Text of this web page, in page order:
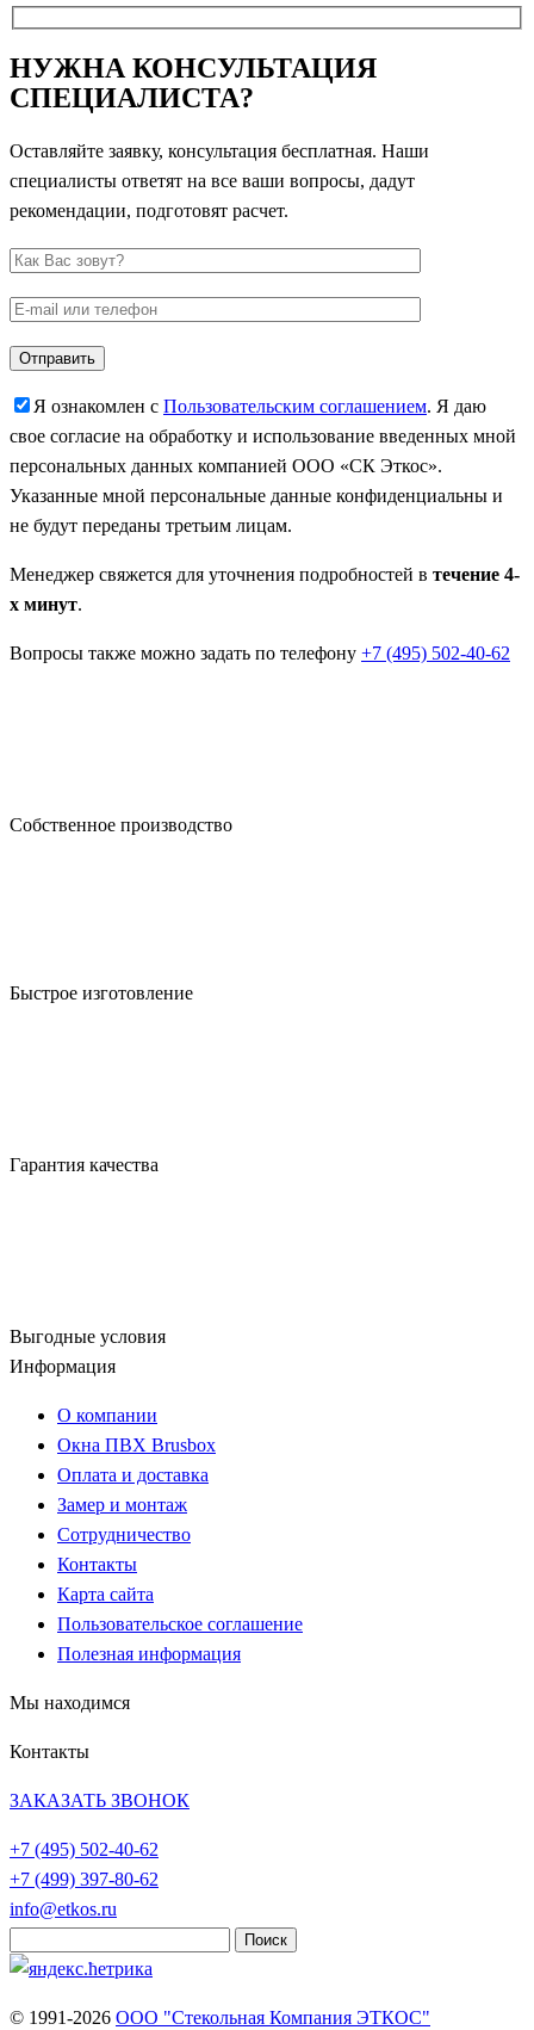
НУЖНА КОНСУЛЬТАЦИЯ
СПЕЦИАЛИСТА?
Оставляйте заявку, консультация бесплатная. Наши
специалисты ответят на все ваши вопросы, дадут
рекомендации, подготовят расчет.
Я ознакомлен с Пользовательским соглашением. Я даю
свое согласие на обработку и использование введенных мной
персональных данных компанией ООО «СК Эткос».
Указанные мной персональные данные конфиденциальны и
не будут переданы третьим лицам.
Менеджер свяжется для уточнения подробностей в течение 4-
х минут.
Вопросы также можно задать по телефону +7 (495) 502-40-62
Собственное производство
Быстрое изготовление
Гарантия качества
Выгодные условия
Информация
О компании
Окна ПВХ Brusbox
Оплата и доставка
Замер и монтаж
Сотрудничество
Контакты
Карта сайта
Пользовательское соглашение
Полезная информация
Мы находимся
Контакты
ЗАКАЗАТЬ ЗВОНОК
+7 (495) 502-40-62
+7 (499) 397-80-62
info@etkos.ru
© 1991-2026 ООО "Стекольная Компания ЭТКОС"